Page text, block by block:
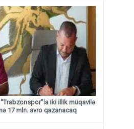
iki illik müqavilə
17 mln. avro qazanacaq